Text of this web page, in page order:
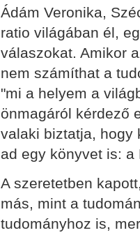
Ádám Veronika,
ratio világában él,
válaszokat. Amikor
nem számíthat a
"mi a helyem a
önmagáról kérdező
valaki biztatja, hogy
ad egy könyvet is: a
A szeretetben
más, mint a
tudományhoz is,